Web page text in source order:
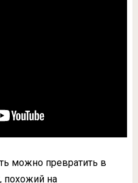
можно превратить в
похожий на